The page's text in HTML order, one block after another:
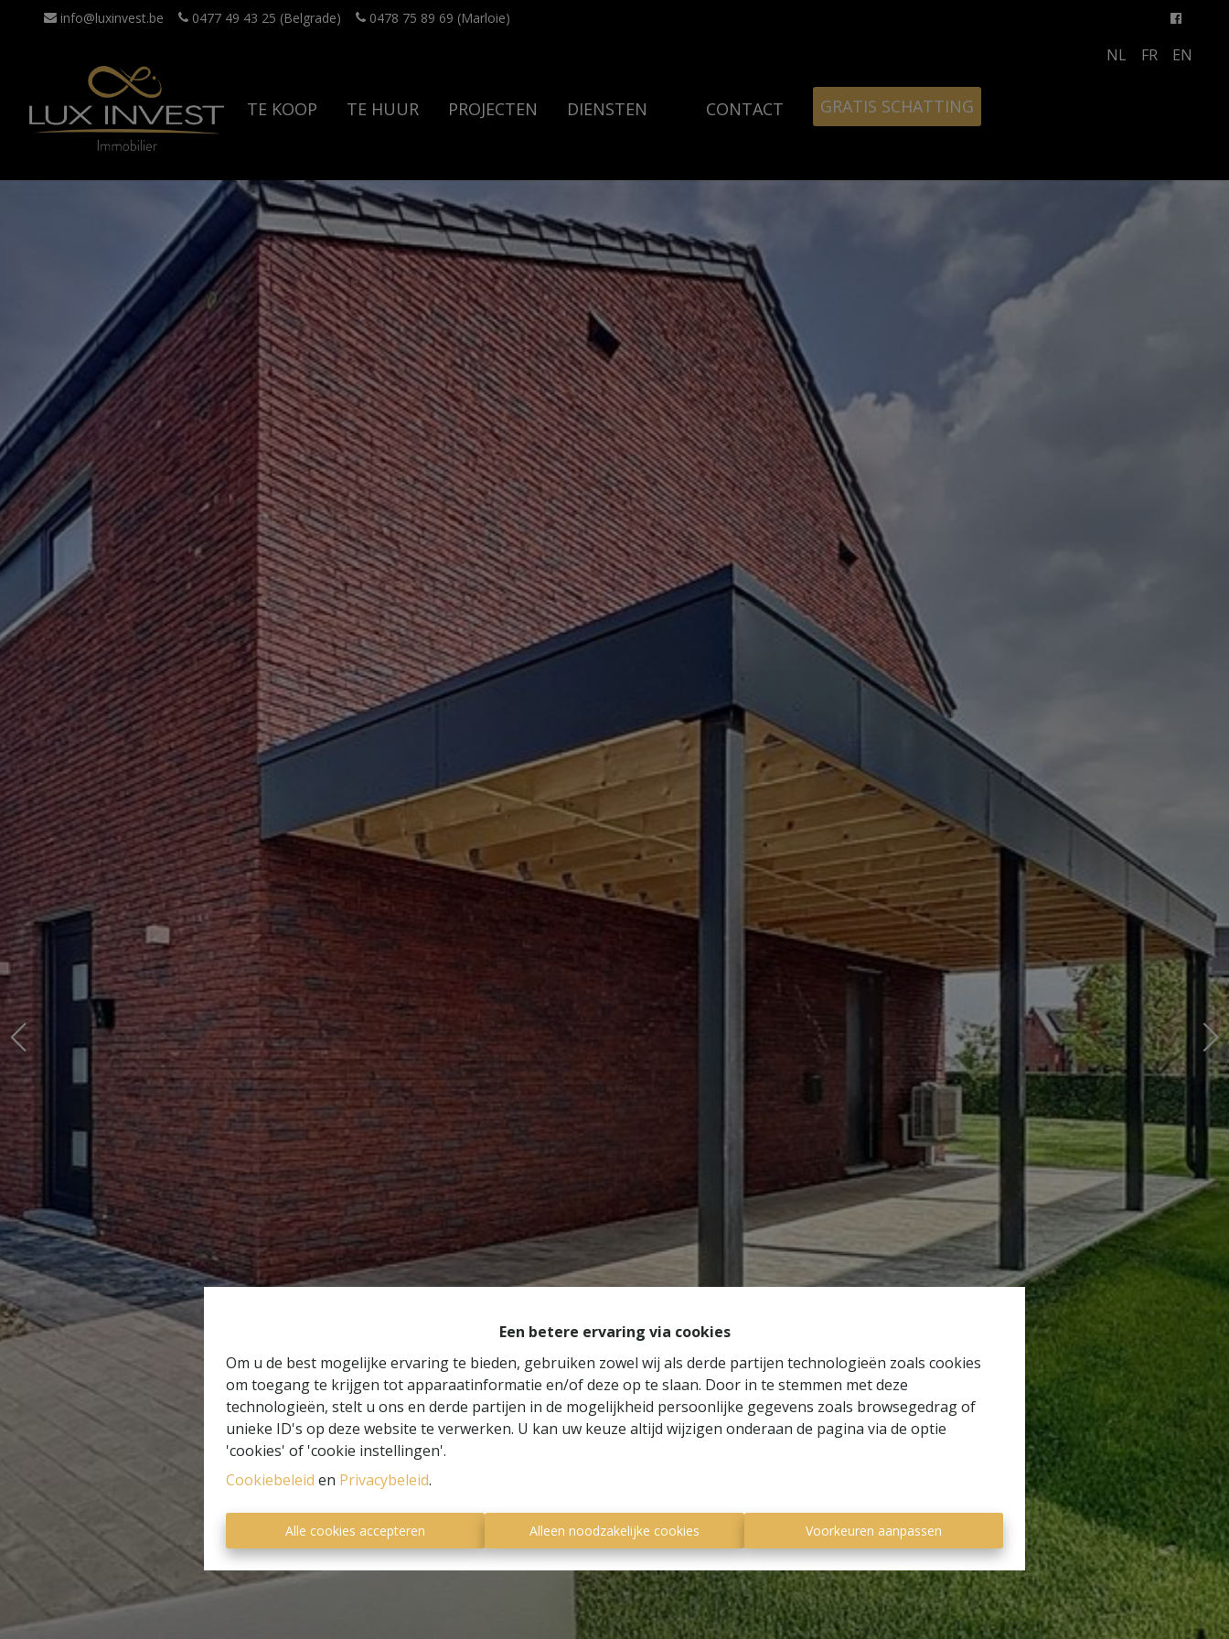
Een betere ervaring via cookies
Om u de best mogelijke ervaring te bieden, gebruiken zowel wij als derde partijen technologieën zoals cookies
om toegang te krijgen tot apparaatinformatie en/of deze op te slaan. Door in te stemmen met deze
technologieën, stelt u ons en derde partijen in de mogelijkheid persoonlijke gegevens zoals browsegedrag of
unieke ID's op deze website te verwerken. U kan uw keuze altijd wijzigen onderaan de pagina via de optie
'cookies' of 'cookie instellingen'.
Cookiebeleid en Privacybeleid.
Alle cookies accepteren Alleen noodzakelijke cookies Voorkeuren aanpassen
info@luxinvest.be 0477 49 43 25 (Belgrade) 0478 75 89 69 (Marloie)
TE KOOP TE HUUR PROJECTEN DIENSTEN CONTACT GRATIS SCHATTING
NL FR EN